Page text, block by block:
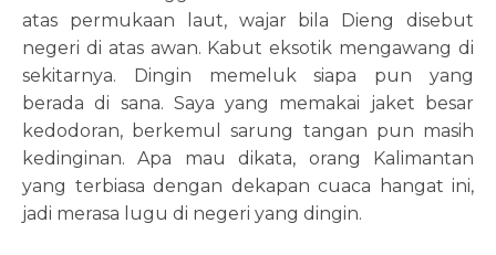
atas permukaan laut, wajar bila Dieng disebut
negeri di atas awan. Kabut eksotik mengawang di
sekitarnya. Dingin memeluk siapa pun yang
berada di sana. Saya yang memakai jaket besar
kedodoran, berkemul sarung tangan pun masih
kedinginan. Apa mau dikata, orang Kalimantan
yang terbiasa dengan dekapan cuaca hangat ini,
jadi merasa lugu di negeri yang dingin.